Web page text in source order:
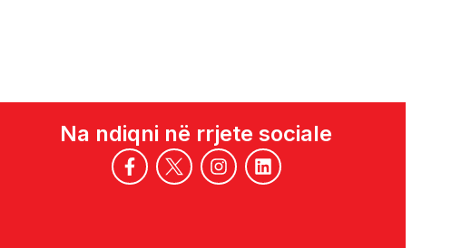
Na ndiqni në rrjete sociale